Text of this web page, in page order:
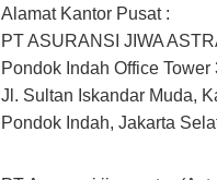
Alamat Kantor Pusat :
PT ASURANSI JIWA
Pondok Indah Office Tower
Jl. Sultan Iskandar Muda,
Pondok Indah, Jakarta